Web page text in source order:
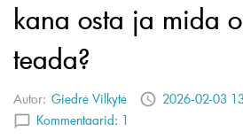
kana osta ja mida
teada?
Autor: Giedrė Vilkytė
2026-02-03
Kommentaarid: 1